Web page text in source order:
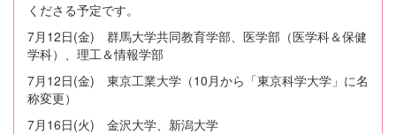
くださる予定です。
7月12日(金) 群馬大学共同教育学部、医学部（医学科＆保健
学科）、理工＆情報学部
7月12日(金) 東京工業大学（10月から「東京科学大学」に名
称変更）
7月16日(火) 金沢大学、新潟大学